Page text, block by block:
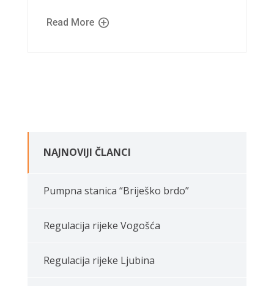
Read More
NAJNOVIJI ČLANCI
Pumpna stanica “Briješko brdo”
Regulacija rijeke Vogošća
Regulacija rijeke Ljubina